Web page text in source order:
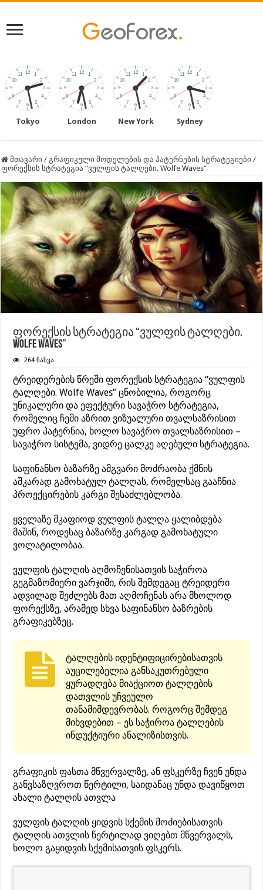
Tokyo London New York Sydney
მთავარი / გრაფიკული მოდელების და პატერნების სტრატეგიები /
ფორექსის სტრატეგია “ვულფის ტალღები. Wolfe Waves”
ფორექსის სტრატეგია “ვულფის ტალღები.
Wolfe Waves”
264 ნახვა
ტრეიდერების წრეში ფორექსის სტრატეგია “ვულფის
ტალღები. Wolfe Waves” ცნობილია, როგორც
უნიკალური და ეფექტური სავაჭრო სტრატეგია,
რომელიც ჩემი აზრით ვიზუალური თვალსაზრისით
უფრო პატერნია, ხოლო სავაჭრო თვალსაზრისით –
სავაჭრო სისტემა, ვიდრე ცალკე აღებული სტრატეგია.
საფინანსო ბაზარზე ამგვარი მოძრაობა ქმნის
აშკარად გამოხატულ ტალღას, რომელსაც გააჩნია
პროექცირების კარგი შესაძლებლობა.
ყველაზე მკაფიოდ ვულფის ტალღა ყალიბდება
მაშინ, როდესაც ბაზარზე კარგად გამოხატული
ვოლატილობაა.
ვულფის ტალღის აღმოჩენისათვის საჭიროა
გეგმაზომიერი ვარჯიში, რის შემდეგაც ტრეიდერი
ადვილად შეძლებს მათ აღმოჩენას არა მხოლოდ
ფორექსზე, არამედ სხვა საფინანსო ბაზრების
გრაფიკებზეც.
ტალღების იდენტიფიცირებისათვის
აუცილებელია განსაკუთრებული
ყურადღება მიაქციოთ ტალღების
დათვლის უჩვეულო
თანამიმდევრობას. როგორც შემდეგ
მიხვდებით – ეს საჭიროა ტალღების
ინდუქტიური ანალიზისთვის.
გრაფიკის ფასთა მწვერვალზე, ან ფსკერზე ჩვენ უნდა
განვსაზღვროთ წერტილი, საიდანაც უნდა დავიწყოთ
ახალი ტალღის ათვლა
ვულფის ტალღის ყიდვის სქემის მოძიებისათვის
ტალღის ათვლის წერტილად ვიღებთ მწვერვალს,
ხოლო გაყიდვის სქემისათვის ფსკერს.